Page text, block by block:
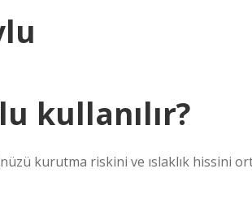
kullanılır?
kurutma riskini ve ıslaklık hissini